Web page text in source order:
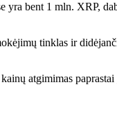
bent 1 mln. XRP,
tinklas ir
atgimimas